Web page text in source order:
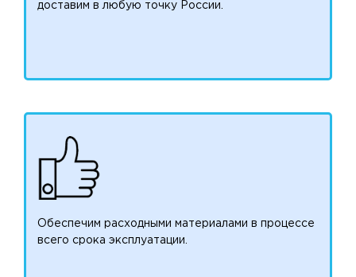
доставим в любую точку России.
Обеспечим расходными материалами в процессе
всего срока эксплуатации.